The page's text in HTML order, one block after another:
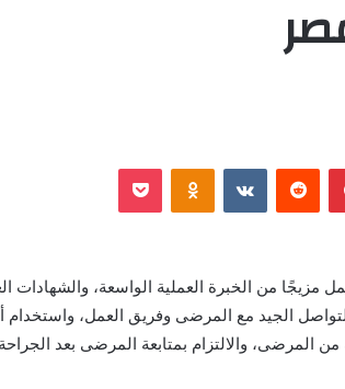
بينتيريست ‏Reddit
‏VKontakte
Odnoklassniki بوكيت
من الخبرة العملية الواسعة، والشهادات
الجيد مع المرضى وفريق العمل، واستخدام
من المرضى، والالتزام بمتابعة المرضى بعد